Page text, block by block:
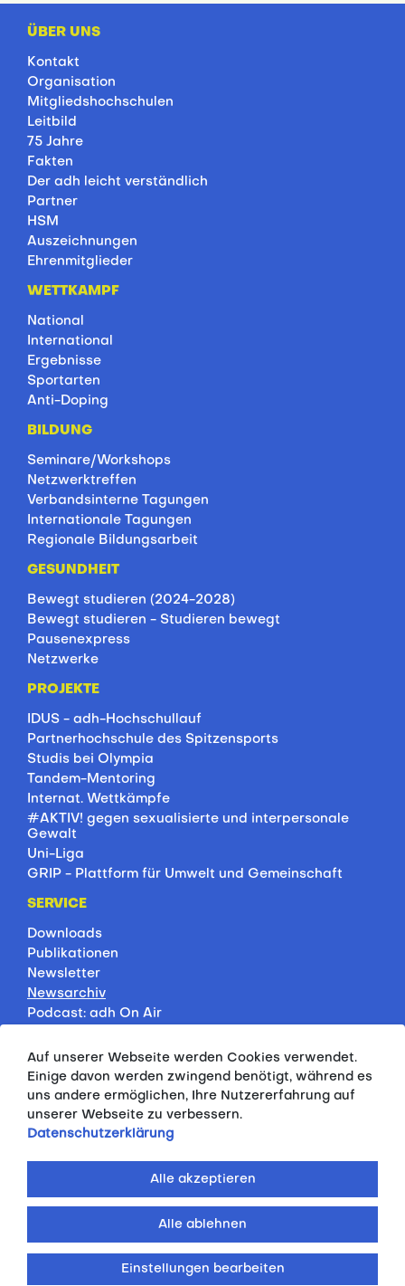
ÜBER UNS
Kontakt
Organisation
Mitgliedshochschulen
Leitbild
75 Jahre
Fakten
Der adh leicht verständlich
Partner
HSM
Auszeichnungen
Ehrenmitglieder
WETTKAMPF
National
International
Ergebnisse
Sportarten
Anti-Doping
BILDUNG
Seminare/Workshops
Netzwerktreffen
Verbandsinterne Tagungen
Internationale Tagungen
Regionale Bildungsarbeit
GESUNDHEIT
Bewegt studieren (2024-2028)
Bewegt studieren - Studieren bewegt
Pausenexpress
Netzwerke
PROJEKTE
IDUS - adh-Hochschullauf
Partnerhochschule des Spitzensports
Studis bei Olympia
Tandem-Mentoring
Internat. Wettkämpfe
#AKTIV! gegen sexualisierte und interpersonale
Gewalt
Uni-Liga
GRIP - Plattform für Umwelt und Gemeinschaft
SERVICE
Downloads
Publikationen
Newsletter
Newsarchiv
Podcast: adh On Air
Rankings
Servicepartner
HSP-Onlinekurse
PRESSE
© 2026 ALLGEMEINER DEUTSCHER
HOCHSCHULSPORTVERBAND E.V.
Auf unserer Webseite werden Cookies verwendet.
Einige davon werden zwingend benötigt, während es
uns andere ermöglichen, Ihre Nutzererfahrung auf
unserer Webseite zu verbessern.
Datenschutzerklärung
Einstellungen bearbeiten
Alle ablehnen
Alle akzeptieren